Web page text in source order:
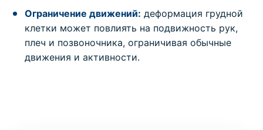
Ограничение движений: деформация грудной
клетки может повлиять на подвижность рук,
плеч и позвоночника, ограничивая обычные
движения и активности.